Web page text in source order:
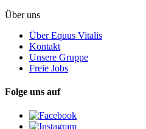
Über uns
Über Equus Vitalis
Kontakt
Unsere Gruppe
Freie Jobs
Folge uns auf